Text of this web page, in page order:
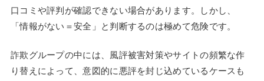
口コミや評判が確認できない場合があります。しかし、
「情報がない＝安全」と判断するのは極めて危険です。
詐欺グループの中には、風評被害対策やサイトの頻繁な作
り替えによって、意図的に悪評を封じ込めているケースも